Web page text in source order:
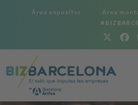
Área expositor Área